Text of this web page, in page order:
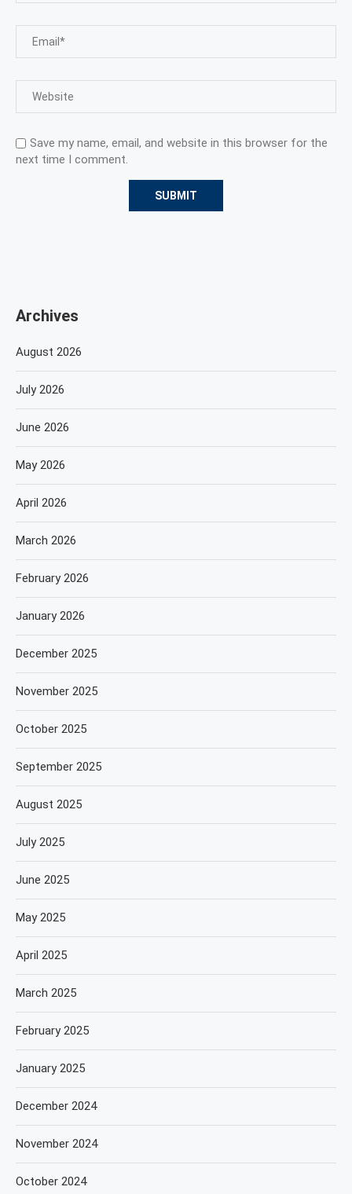
Save my name, email, and website in this browser for the
next time I comment.
Archives
August 2026
July 2026
June 2026
May 2026
April 2026
March 2026
February 2026
January 2026
December 2025
November 2025
October 2025
September 2025
August 2025
July 2025
June 2025
May 2025
April 2025
March 2025
February 2025
January 2025
December 2024
November 2024
October 2024